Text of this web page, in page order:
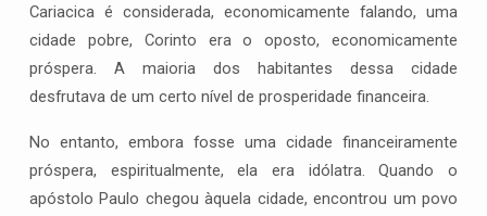
Cariacica é considerada, economicamente falando, uma
cidade pobre, Corinto era o oposto, economicamente
próspera. A maioria dos habitantes dessa cidade
desfrutava de um certo nível de prosperidade financeira.
No entanto, embora fosse uma cidade financeiramente
próspera, espiritualmente, ela era idólatra. Quando o
apóstolo Paulo chegou àquela cidade, encontrou um povo